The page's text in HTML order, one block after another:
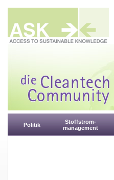
Politik
Stoffstrom-
management